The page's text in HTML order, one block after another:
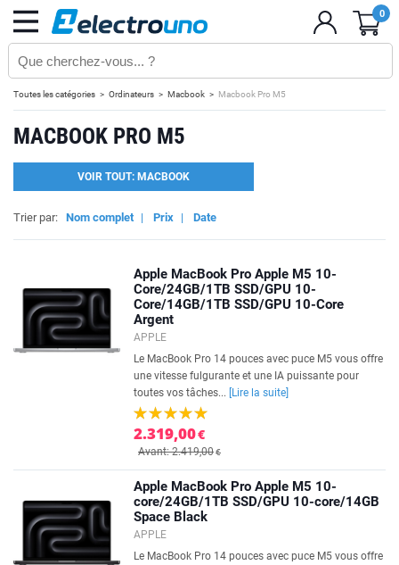
0
Toutes les catégories Ordinateurs Macbook Macbook Pro M5
MACBOOK PRO M5
VOIR TOUT: MACBOOK
Trier par: Nom complet | Prix | Date
Apple MacBook Pro Apple M5 10-
Core/24GB/1TB SSD/GPU 10-
Core/14GB/1TB SSD/GPU 10-Core
Argent
APPLE
Le MacBook Pro 14 pouces avec puce M5 vous offre
une vitesse fulgurante et une IA puissante pour
toutes vos tâches...
[Lire la suite]
2.319,00€
Avant: 2.419,00€
Apple MacBook Pro Apple M5 10-
core/24GB/1TB SSD/GPU 10-core/14GB
Space Black
APPLE
Le MacBook Pro 14 pouces avec puce M5 vous offre